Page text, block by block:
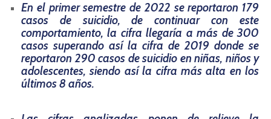
En el primer semestre de 2022 se reportaron 179
casos de suicidio, de continuar con este
comportamiento, la cifra llegaría a más de 300
casos superando así la cifra de 2019 donde se
reportaron 290 casos de suicidio en niñas, niños y
adolescentes, siendo así la cifra más alta en los
últimos 8 años.